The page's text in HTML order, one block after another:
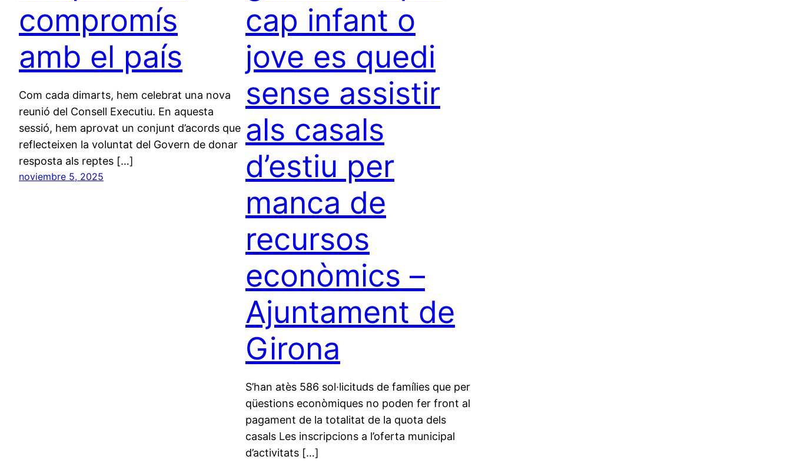
compromís
amb el país
Com cada dimarts, hem celebrat una nova
reunió del Consell Executiu. En aquesta
sessió, hem aprovat un conjunt d’acords que
reflecteixen la voluntat del Govern de donar
resposta als reptes […]
noviembre 5, 2025
cap infant o
jove es quedi
sense assistir
als casals
d’estiu per
manca de
recursos
econòmics –
Ajuntament de
Girona
S’han atès 586 sol·licituds de famílies que per
qüestions econòmiques no poden fer front al
pagament de la totalitat de la quota dels
casals Les inscripcions a l’oferta municipal
d’activitats […]